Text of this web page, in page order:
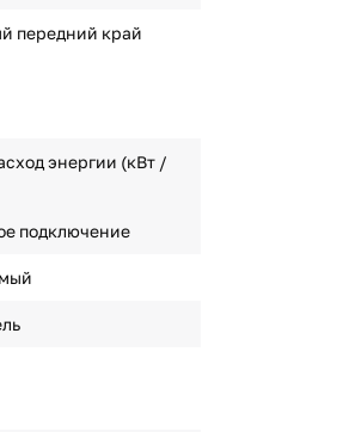
передний край
энергии (кВт /
подключение